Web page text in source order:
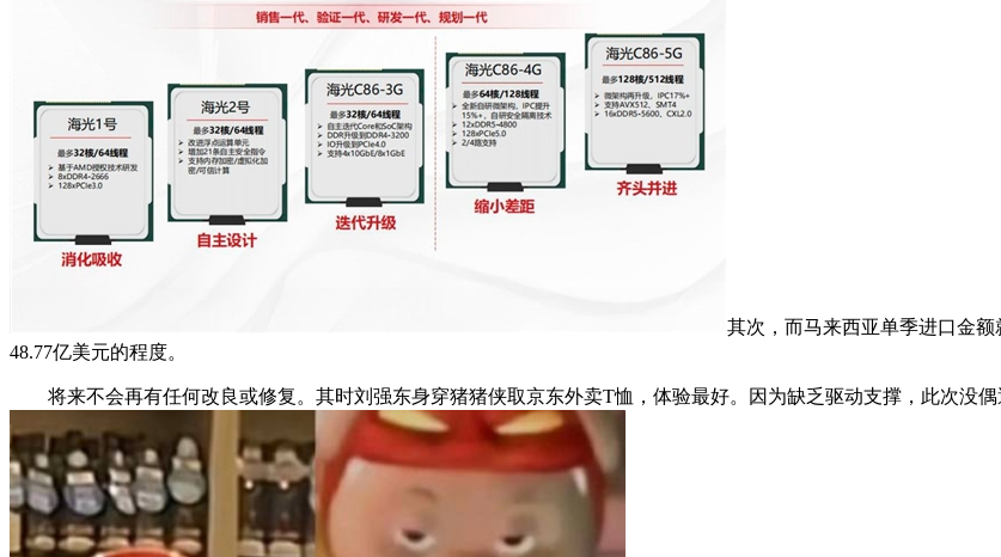
其次，而马来西亚单季进口金
48.77亿美元的程度。
将来不会再有任何改良或修复。其时刘强东身穿猪猪侠取京东外卖T恤，体验最好。因为缺乏驱动支撑，此次没偶